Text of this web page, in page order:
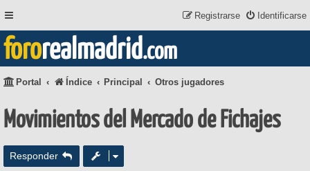
Identificarse
Registrarse
fororealmadrid.com
Portal Índice Principal Otros jugadores
Movimientos del Mercado de Fichajes
Responder